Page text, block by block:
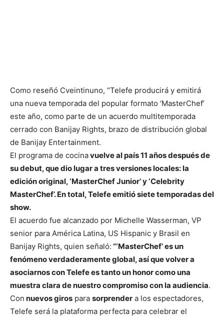
Como reseñó Cveintinuno, “Telefe producirá y emitirá
una nueva temporada del popular formato ‘MasterChef’
este año, como parte de un acuerdo multitemporada
cerrado con Banijay Rights, brazo de distribución global
de Banijay Entertainment.
El programa de cocinavuelve al país 11 años después de
su debut, que dio lugar a tres versiones locales: la
edición original, ‘MasterChef Junior’ y ‘Celebrity
MasterChef’. En total, Telefe emitió siete temporadas del
show.
El acuerdo fue alcanzado por Michelle Wasserman, VP
senior para América Latina, US Hispanic y Brasil en
Banijay Rights, quien señaló: “‘MasterChef’ es un
fenómeno verdaderamente global, así que volver a
asociarnos con Telefe es tanto un honor como una
muestra clara de nuestro compromiso con la audiencia.
Con nuevos giros para sorprender a los espectadores,
Telefe será la plataforma perfecta para celebrar el